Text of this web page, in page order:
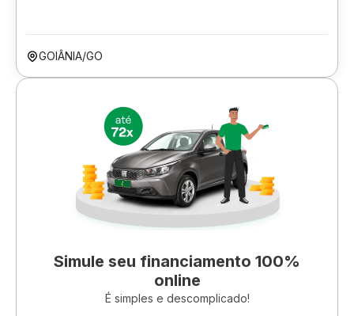
GOIÂNIA/GO
Simule seu financiamento 100%
online
É simples e descomplicado!